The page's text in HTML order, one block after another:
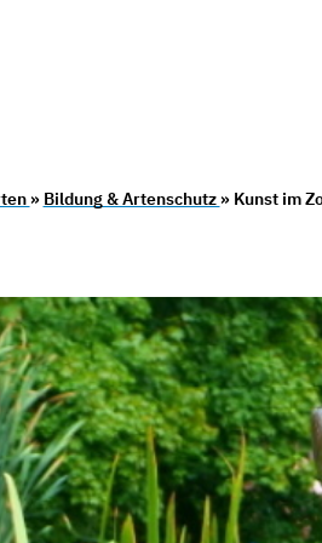
» Bildung & Artenschutz » Kunst im